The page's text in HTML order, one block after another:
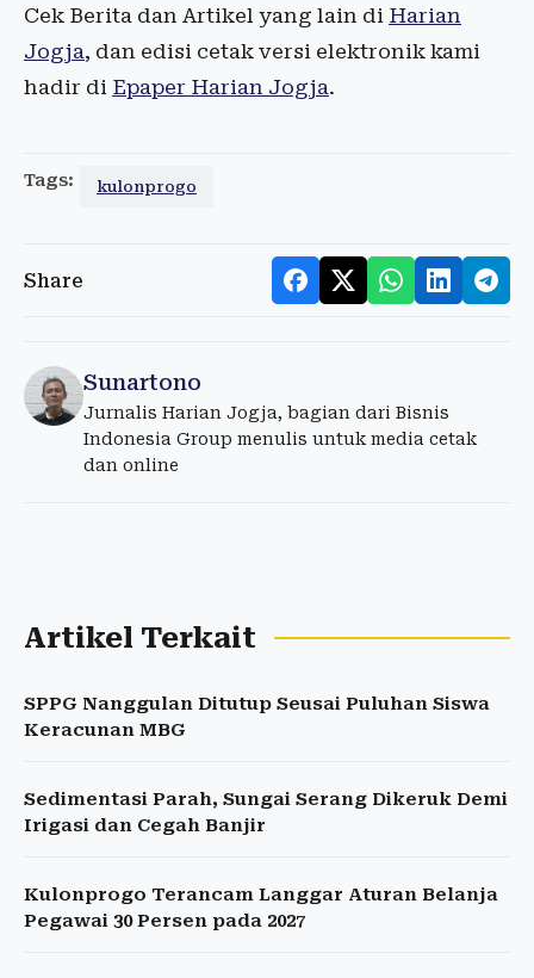
Cek Berita dan Artikel yang lain di Harian
Jogja, dan edisi cetak versi elektronik kami
hadir di Epaper Harian Jogja.
Tags: kulonprogo
Share
Sunartono
Jurnalis Harian Jogja, bagian dari Bisnis
Indonesia Group menulis untuk media cetak
dan online
Artikel Terkait
SPPG Nanggulan Ditutup Seusai Puluhan Siswa
Keracunan MBG
Sedimentasi Parah, Sungai Serang Dikeruk Demi
Irigasi dan Cegah Banjir
Kulonprogo Terancam Langgar Aturan Belanja
Pegawai 30 Persen pada 2027